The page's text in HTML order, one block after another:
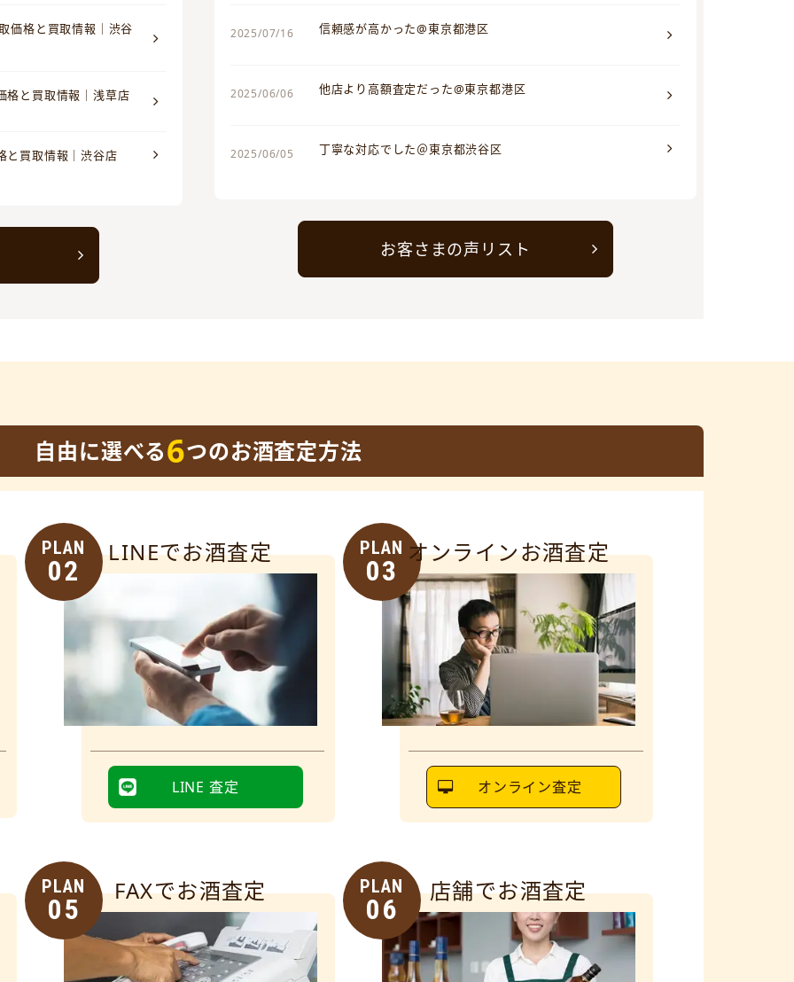
価格と買取情報｜渋谷
格と買取情報｜浅草店
と買取情報｜渋谷店
2025/07/16 信頼感が高かった@東京都港区
2025/06/06 他店より高額査定だった@東京都港区
2025/06/05 丁寧な対応でした＠東京都渋谷区
お客さまの声リスト
自由に選べる6つのお酒査定方法
PLAN
02
LINEでお酒査定
LINE 査定
PLAN
03
オンラインお酒査定
オンライン査定
PLAN
05
FAXでお酒査定 PLAN
06
店舗でお酒査定